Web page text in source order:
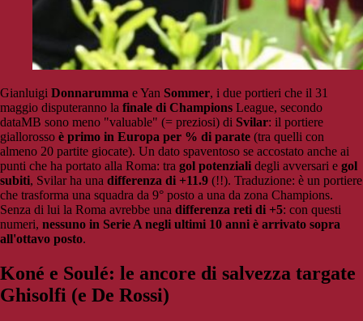
Gianluigi Donnarumma e Yan Sommer, i due portieri che il 31
maggio disputeranno la finale di Champions League, secondo
dataMB sono meno "valuable" (= preziosi) di Svilar: il portiere
giallorosso è primo in Europa per % di parate (tra quelli con
almeno 20 partite giocate). Un dato spaventoso se accostato anche ai
punti che ha portato alla Roma: tra gol potenziali degli avversari e gol
subiti, Svilar ha una differenza di +11.9 (!!). Traduzione: è un portiere
che trasforma una squadra da 9° posto a una da zona Champions.
Senza di lui la Roma avrebbe una differenza reti di +5: con questi
numeri, nessuno in Serie A negli ultimi 10 anni è arrivato sopra
all'ottavo posto.
Koné e Soulé: le ancore di salvezza targate
Ghisolfi (e De Rossi)